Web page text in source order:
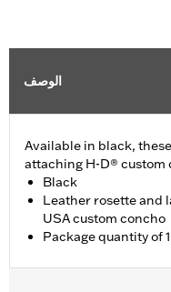
الوصف
Available in black,
attaching H-D® custom
Black
Leather rosette and
USA custom concho
Package quantity of 1